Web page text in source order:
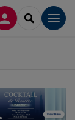
CONNEXION